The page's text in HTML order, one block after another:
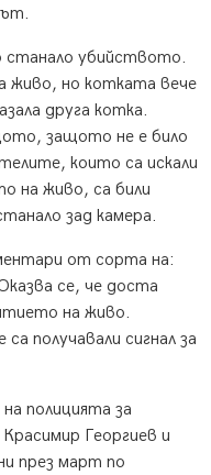
станало убийството.
живо, но котката вече
друга котка.
защото не е било
които са искали
на живо, са били
зад камера.
от сорта на:
се, че доста
на живо.
получавали сигнал за
полицията за
Георгиев и
през март по